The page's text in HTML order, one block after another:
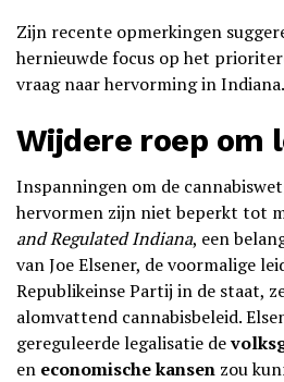
Zijn recente opmerkingen
hernieuwde focus op het
vraag naar hervorming in Indiana.
Wijdere roep om
Inspanningen om de
hervormen zijn niet beperkt tot
and Regulated Indiana, een
van Joe Elsener, de voormalige
Republikeinse Partij in de staat,
alomvattend cannabisbeleid.
gereguleerde legalisatie de
en economische kansen zou